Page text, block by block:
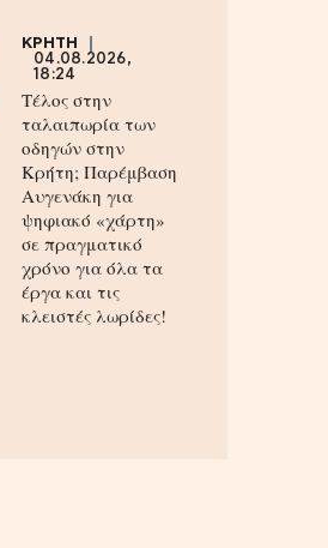
ΚΡΗΤΗ
04.08.2026,
18:24
Τέλος στην
ταλαιπωρία των
οδηγών στην
Κρήτη; Παρέμβαση
Αυγενάκη για
ψηφιακό «χάρτη»
σε πραγματικό
χρόνο για όλα τα
έργα και τις
κλειστές λωρίδες!